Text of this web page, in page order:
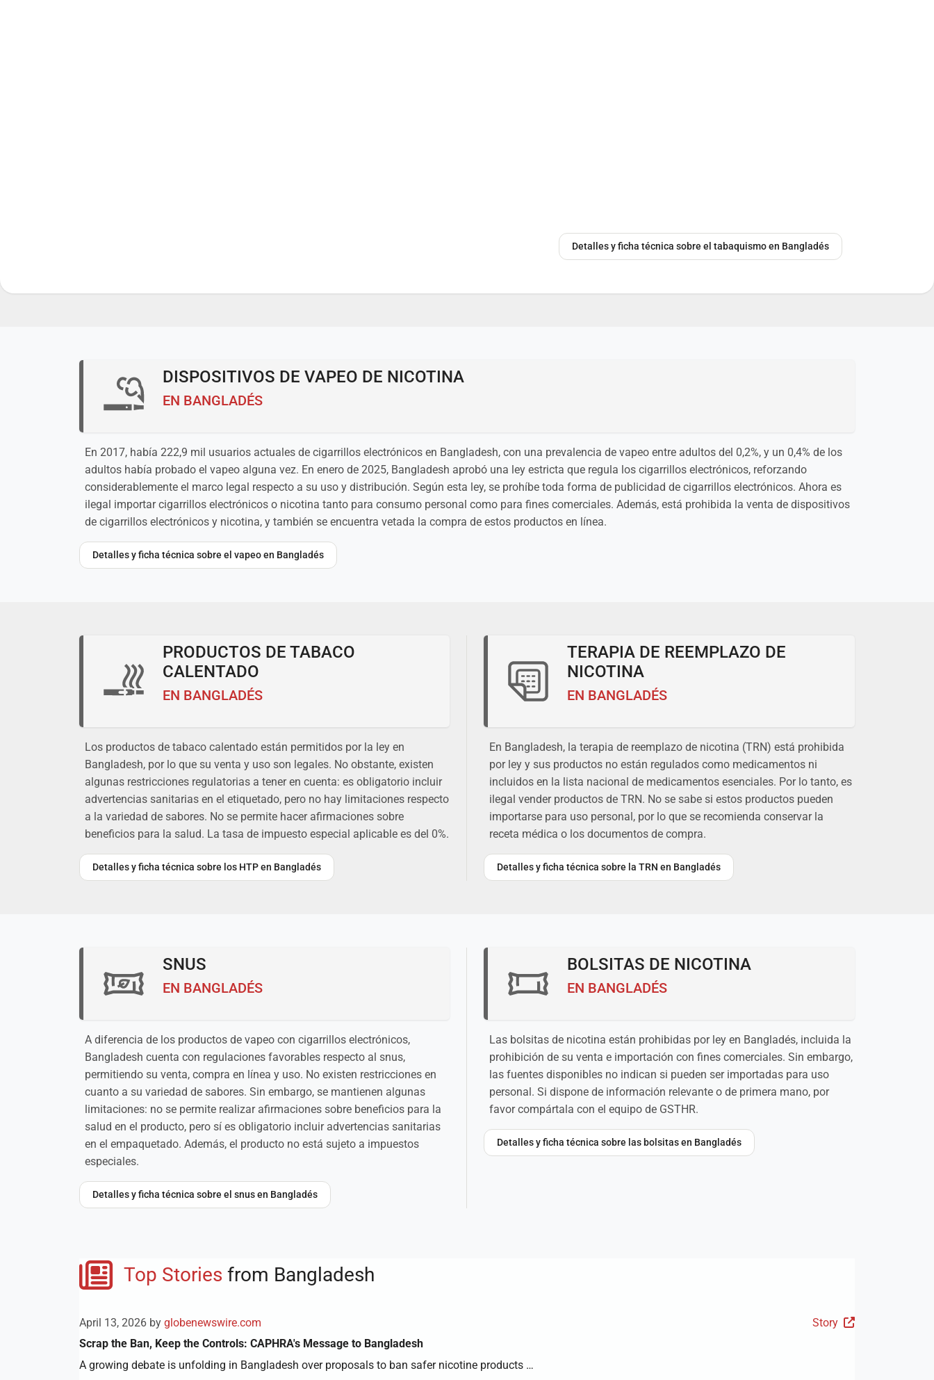
Detalles y ficha técnica sobre el tabaquismo en Bangladés
DISPOSITIVOS DE VAPEO DE NICOTINA
EN BANGLADÉS
En 2017, había 222,9 mil usuarios actuales de cigarrillos electrónicos en Bangladesh, con una prevalencia de vapeo entre adultos del 0,2%, y un 0,4% de los
adultos había probado el vapeo alguna vez. En enero de 2025, Bangladesh aprobó una ley estricta que regula los cigarrillos electrónicos, reforzando
considerablemente el marco legal respecto a su uso y distribución. Según esta ley, se prohíbe toda forma de publicidad de cigarrillos electrónicos. Ahora es
ilegal importar cigarrillos electrónicos o nicotina tanto para consumo personal como para fines comerciales. Además, está prohibida la venta de dispositivos
de cigarrillos electrónicos y nicotina, y también se encuentra vetada la compra de estos productos en línea.
Detalles y ficha técnica sobre el vapeo en Bangladés
PRODUCTOS DE TABACO
CALENTADO
EN BANGLADÉS
Los productos de tabaco calentado están permitidos por la ley en
Bangladesh, por lo que su venta y uso son legales. No obstante, existen
algunas restricciones regulatorias a tener en cuenta: es obligatorio incluir
advertencias sanitarias en el etiquetado, pero no hay limitaciones respecto
a la variedad de sabores. No se permite hacer afirmaciones sobre
beneficios para la salud. La tasa de impuesto especial aplicable es del 0%.
Detalles y ficha técnica sobre los HTP en Bangladés
TERAPIA DE REEMPLAZO DE
NICOTINA
EN BANGLADÉS
En Bangladesh, la terapia de reemplazo de nicotina (TRN) está prohibida
por ley y sus productos no están regulados como medicamentos ni
incluidos en la lista nacional de medicamentos esenciales. Por lo tanto, es
ilegal vender productos de TRN. No se sabe si estos productos pueden
importarse para uso personal, por lo que se recomienda conservar la
receta médica o los documentos de compra.
Detalles y ficha técnica sobre la TRN en Bangladés
SNUS
EN BANGLADÉS
A diferencia de los productos de vapeo con cigarrillos electrónicos,
Bangladesh cuenta con regulaciones favorables respecto al snus,
permitiendo su venta, compra en línea y uso. No existen restricciones en
cuanto a su variedad de sabores. Sin embargo, se mantienen algunas
limitaciones: no se permite realizar afirmaciones sobre beneficios para la
salud en el producto, pero sí es obligatorio incluir advertencias sanitarias
en el empaquetado. Además, el producto no está sujeto a impuestos
especiales.
Detalles y ficha técnica sobre el snus en Bangladés
BOLSITAS DE NICOTINA
EN BANGLADÉS
Las bolsitas de nicotina están prohibidas por ley en Bangladés, incluida la
prohibición de su venta e importación con fines comerciales. Sin embargo,
las fuentes disponibles no indican si pueden ser importadas para uso
personal. Si dispone de información relevante o de primera mano, por
favor compártala con el equipo de GSTHR.
Detalles y ficha técnica sobre las bolsitas en Bangladés
Top Stories from Bangladesh
April 13, 2026 by globenewswire.com
Story
Scrap the Ban, Keep the Controls: CAPHRA's Message to Bangladesh
A growing debate is unfolding in Bangladesh over proposals to ban safer nicotine products …